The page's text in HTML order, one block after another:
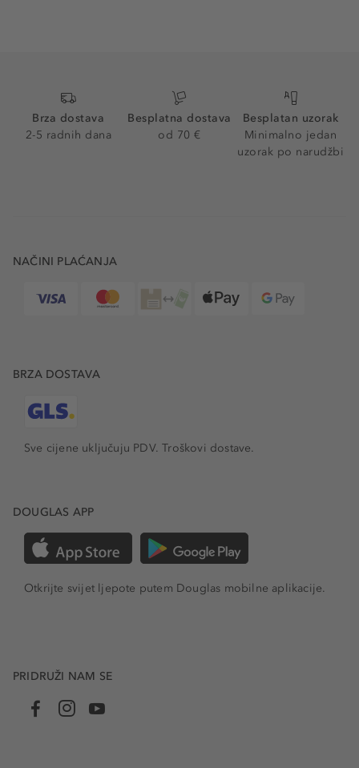
Brza dostava
2-5 radnih dana
Besplatna dostava
od 70 €
Besplatan uzorak
Minimalno jedan
uzorak po narudžbi
NAČINI PLAĆANJA
BRZA DOSTAVA
Sve cijene uključuju PDV.Troškovi dostave.
DOUGLAS APP
Otkrijte svijet ljepote putem Douglas mobilne aplikacije.
PRIDRUŽI NAM SE